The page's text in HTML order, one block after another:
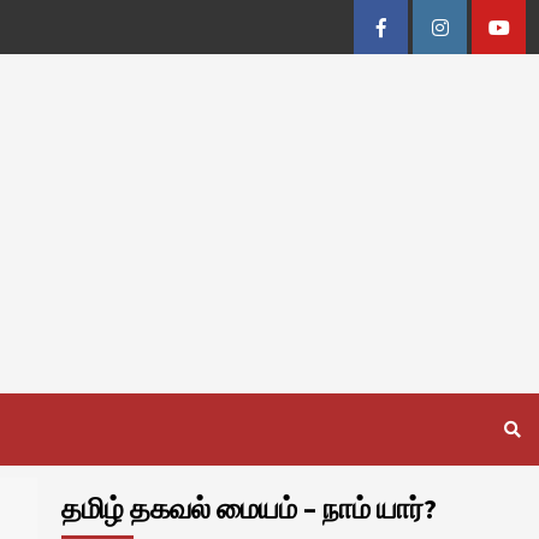
FacebookInstagram
தமிழ் தகவல் மையம் – நாம் யார்?